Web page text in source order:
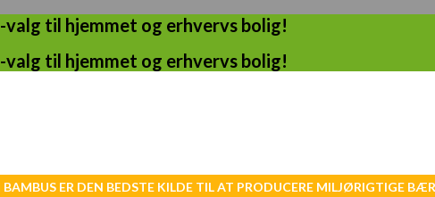
til hjemmet og erhvervs bolig!
til hjemmet og erhvervs bolig!
ER DEN BEDSTE KILDE TIL AT PRODUCERE MILJØRIGTIGE